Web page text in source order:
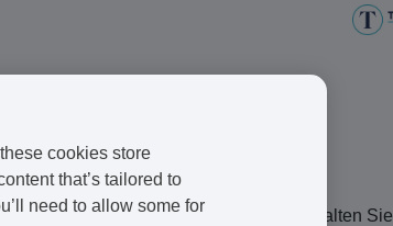
kann.
medizinischen Fragebogen erhalten Sie
cookies store
that’s tailored to
need to allow some for